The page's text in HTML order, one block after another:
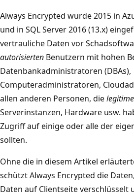
Always Encrypted wurde 2015 in
und in SQL Server 2016 (13.x)
vertrauliche Daten vor
autorisierten Benutzern mit hohen
Datenbankadministratoren (DBAs),
Computeradministratoren,
allen anderen Personen, die
Serverinstanzen, Hardware usw.
Zugriff auf einige oder alle der
sollten.
Ohne die in diesem Artikel
schützt Always Encrypted die
Daten auf Clientseite verschlüsselt